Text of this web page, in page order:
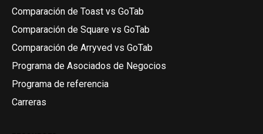
Comparación de Toast vs GoTab
Comparación de Square vs GoTab
Comparación de Arryved vs GoTab
Programa de Asociados de Negocios
Programa de referencia
Carreras